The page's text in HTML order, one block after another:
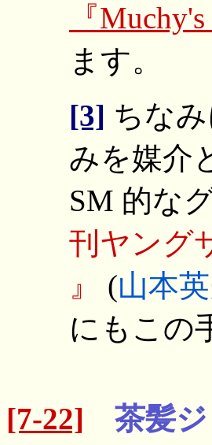
『
ます。
[3] ちな
みを媒介
SM 的な
刊ヤング
』 (山本
にもこの
[7-22] 茶髪ジ